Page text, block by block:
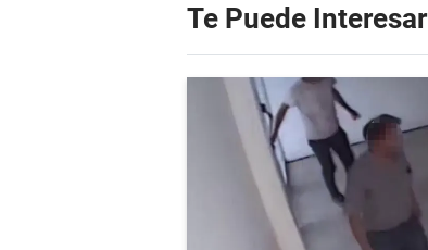
Te Puede Interesar